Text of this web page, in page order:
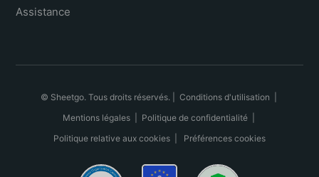
Assistance
© Sheetgo. Tous droits réservés. | Conditions d'utilisation
Mentions légales| Politique de confidentialité|
Politique relative aux cookies
Préférences cookies